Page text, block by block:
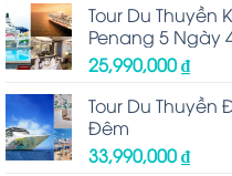
Tour Du Thuyền
Penang 5 Ngày
25,990,000₫
Tour Du Thuyền
Đêm
33,990,000₫